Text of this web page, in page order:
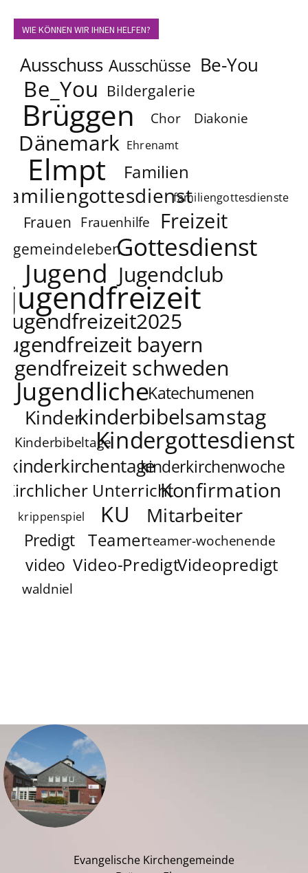
WIE KÖNNEN WIR IHNEN HELFEN?
Ausschuss Ausschüsse Be-You
Be_You Bildergalerie
Brüggen Chor Diakonie
Dänemark Ehrenamt
Elmpt Familien
familiengottesdienstfamiliengottesdienste
Frauen Frauenhilfe Freizeit
gemeindelebenGottesdienst
Jugend Jugendclub
jugendfreizeit
jugendfreizeit2025
jugendfreizeit bayern
schweden
JugendlicheKatechumenen
Kinderkinderbibelsamstag
KinderbibeltageKindergottesdienst
kinderkirchentagekinderkirchenwoche
Kirchlicher UnterrichtKonfirmation
krippenspiel KU Mitarbeiter
Predigt Teamerteamer-wochenende
video Video-PredigtVideopredigt
waldniel
Evangelische Kirchengemeinde